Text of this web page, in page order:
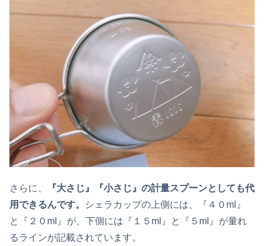
さらに、
『大さじ』『小さじ』の計量スプーンとしても代
用できるんです。
シェラカップの上側には、『４０ml』
と『２０ml』が、下側には『１５ml』と『５ml』が量れ
るラインが記載されています。